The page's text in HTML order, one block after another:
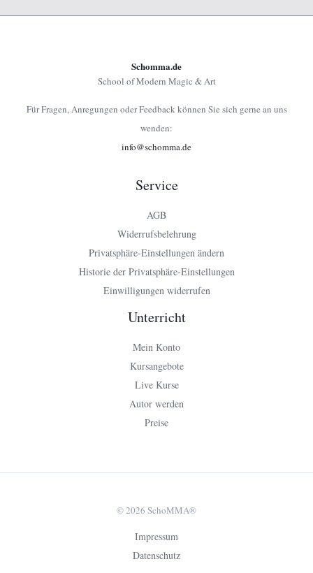
Schomma.de
School of Modern Magic & Art
Für Fragen, Anregungen oder Feedback können Sie sich gerne an uns
wenden:
info@schomma.de
Service
AGB
Widerrufsbelehrung
Privatsphäre-Einstellungen ändern
Historie der Privatsphäre-Einstellungen
Einwilligungen widerrufen
Unterricht
Mein Konto
Kursangebote
Live Kurse
Autor werden
Preise
© 2026 SchoMMA®
Impressum
Datenschutz